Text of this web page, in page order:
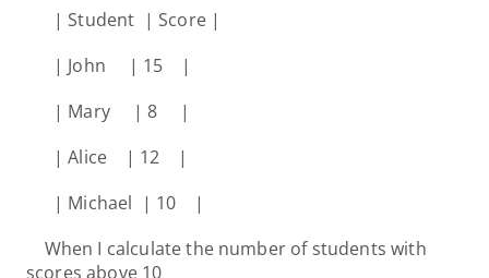
| Student  | Score |
| John     | 15    |
| Mary     | 8     |
| Alice    | 12    |
| Michael  | 10    |
When I calculate the number of students with
scores above 10